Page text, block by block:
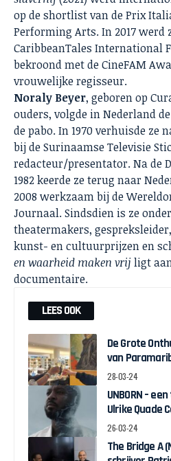
op de shortlist van de Prix
Performing Arts. In 2017 werd
CaribbeanTales International
bekroond met de CineFAM
vrouwelijke regisseur.
Noraly Beyer, geboren op
ouders, volgde in Nederland
de pabo. In 1970 verhuisde ze
bij de Surinaamse Televisie
redacteur/presentator. Na de
1982 keerde ze terug naar
2008 werkzaam bij de
Journaal. Sindsdien is ze
theatermakers,
kunst- en cultuurprijzen en
en waarheid maken vrij ligt
documentaire.
LEES OOK
De Grote
van
28-03-24
UNBORN –
Ulrike Quade
26-03-24
The Bridge A